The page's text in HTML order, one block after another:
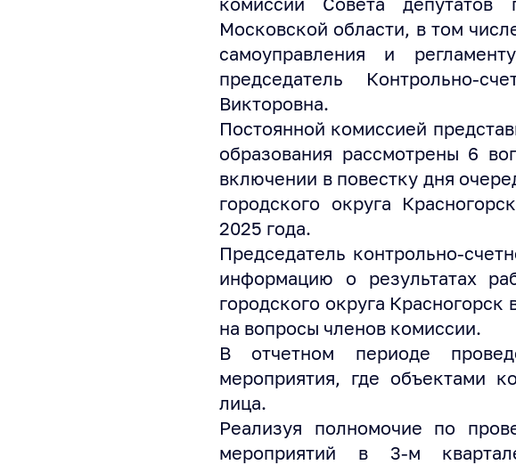
Московской области, в том
самоуправления и
председатель Контрольно-
Викторовна.
Постоянной комиссией
образования рассмотрены 6
включении в повестку дня
городского округа
2025 года.
Председатель контрольно-
информацию о результатах
городского округа Красногорск
на вопросы членов комиссии.
В отчетном периоде
мероприятия, где объектами
лица.
Реализуя полномочие по
мероприятий в 3-м